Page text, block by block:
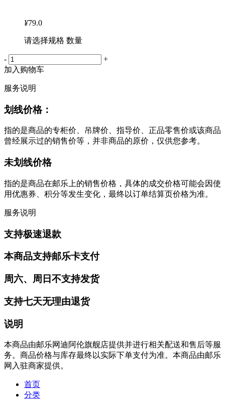
¥79.0
请选择规格 数量
-
+
加入购物车
服务说明
划线价格：
指的是商品的专柜价、吊牌价、指导价、正品零售价或该商品
曾经展示过的销售价等，并非商品的原价，仅供您参考。
未划线价格
指的是商品在邮乐上的销售价格，具体的成交价格可能会因使
用优惠券、积分等发生变化，最终以订单结算页价格为准。
服务说明
支持极速退款
本商品支持邮乐卡支付
周六、周日不支持发货
支持七天无理由退货
说明
本商品由邮乐网迪阿伦旗舰店提供并进行相关配送和售后等服
务。商品价格与库存最终以实际下单支付为准。本商品由邮乐
网入驻商家提供。
首页
分类